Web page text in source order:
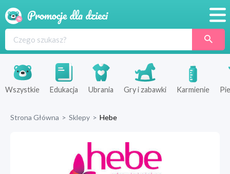
Produkty
Sklepy
Wszystkie Edukacja Ubrania Gry i zabawki Karmienie
Strona Główna > Sklepy > Hebe